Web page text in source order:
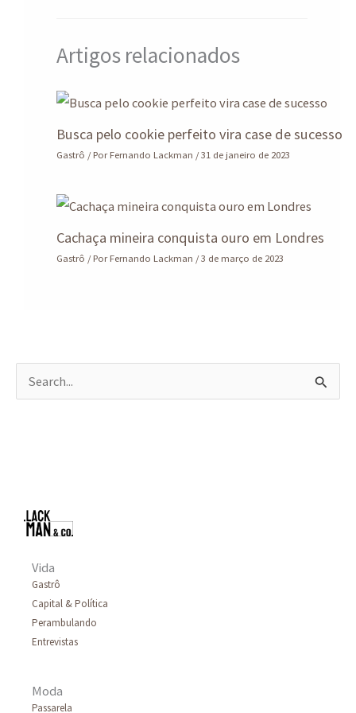
Artigos relacionados
Busca pelo cookie perfeito vira case de sucesso
Gastrô / PorFernando Lackman /31 de janeiro de 2023
Cachaça mineira conquista ouro em Londres
Gastrô / PorFernando Lackman /3 de março de 2023
Vida
Gastrô
Capital & Política
Perambulando
Entrevistas
Moda
Passarela